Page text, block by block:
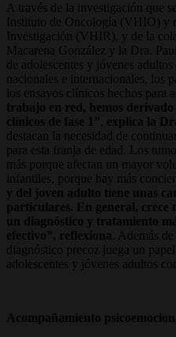
A través de la investigación que
Instituto de Oncología (VHIO) y
Investigación (VHIR), y de la
Macarena González y la Dra.
de adolescentes y jóvenes
nacionales e internacionales, los
los ensayos clínicos hechos para
trabajo en red, hemos derivado
clínicos de fase 1” explica la
destacan la necesidad de
para esta franja de edad. Los
más porque afectan un mayor
infantiles, porque hay más
y del joven adulto tiene unas
particulares. En general, crece
un diagnóstico y tratamiento
efectivo”, reflexiona . Además
diagnóstico precoz juega un
adolescentes y jóvenes adultos con
Acompañamiento